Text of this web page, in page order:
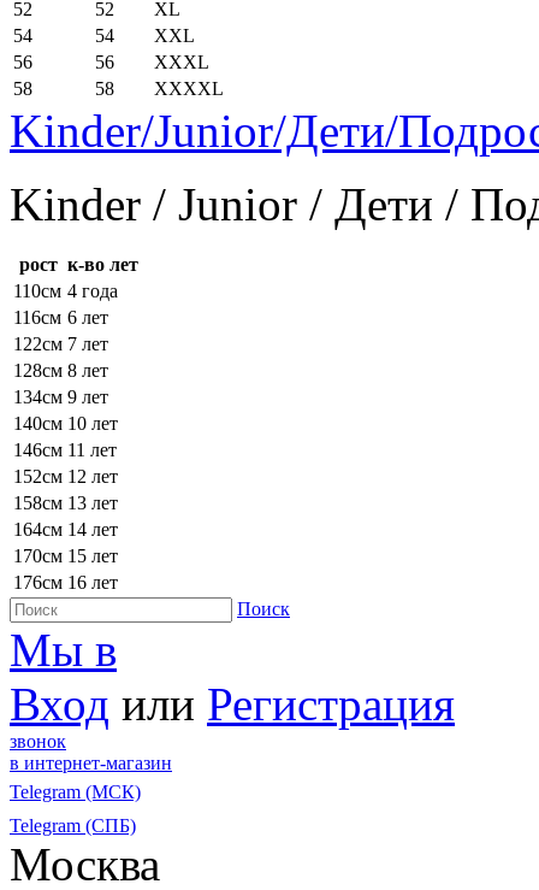
52
52
XL
54
54
XXL
56
56
XXXL
58
58 XXXXL
Kinder/Junior/Дети/
Kinder / Junior / Дети /
рост к-во лет
110см 4 года
116см 6 лет
122см 7 лет
128см 8 лет
134см 9 лет
140см 10 лет
146см 11 лет
152см 12 лет
158см 13 лет
164см 14 лет
170см 15 лет
176см 16 лет
Поиск
Мы в
Вход или Регистрация
звонок
в интернет-магазин
Telegram (МСК)
Telegram (СПБ)
Москва